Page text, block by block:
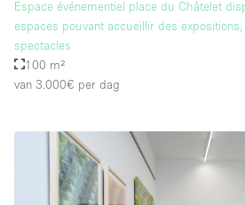
Toegankelijk voor mensen met
Toiletten
Toonbanken
Verlichting
Verwarming
Voorraadkamer
Espace événementiel place du Châtelet
espaces pouvant accueillir des expositions,
spectacles
100 m²
van 3.000€ per dag